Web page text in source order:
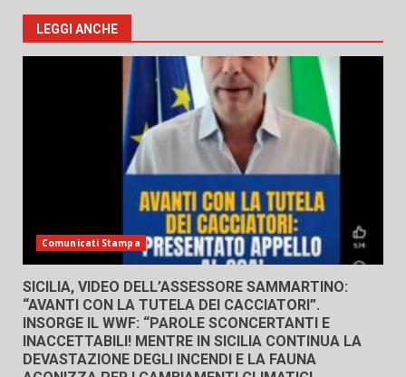
LEGGI ANCHE
Comunicati Stampa
SICILIA, VIDEO DELL’ASSESSORE SAMMARTINO:
“AVANTI CON LA TUTELA DEI CACCIATORI”.
INSORGE IL WWF: “PAROLE SCONCERTANTI E
INACCETTABILI! MENTRE IN SICILIA CONTINUA LA
DEVASTAZIONE DEGLI INCENDI E LA FAUNA